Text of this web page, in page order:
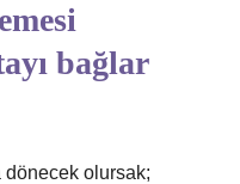
bağlar
dönecek olursak;